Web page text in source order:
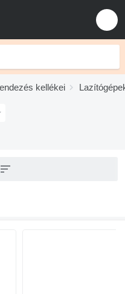
kellékei